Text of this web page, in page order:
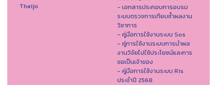
Thaijo
- เอกสารประกอบการอบรม
ระบบตรวจการเทียบซ้ำผลงาน
วิชาการ
- คู่มือการใช้งานระบบ Sos
- คู่การใช้งานระบบการนำผล
งานวิจัยไปใช้ประโยชน์และการ
ขอเป็นเจ้าของ
- คู่มือการใช้งานระบบ Ris
ประจำปี 2568